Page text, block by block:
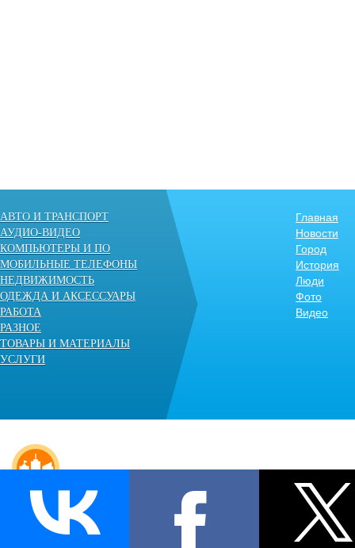
АВТО И ТРАНСПОРТ
АУДИО-ВИДЕО
КОМПЬЮТЕРЫ И ПО
МОБИЛЬНЫЕ ТЕЛЕФОНЫ
НЕДВИЖИМОСТЬ
ОДЕЖДА И АКСЕССУАРЫ
РАБОТА
РАЗНОЕ
ТОВАРЫ И МАТЕРИАЛЫ
УСЛУГИ
Главная
Новости
Город
История
Люди
Фото
Видео
© «Несвиж» - независимый городской портал. 2009-2014.
Все права защищены.